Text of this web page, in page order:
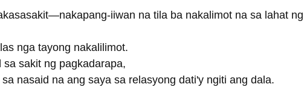
iiwan na tila ba nakalimot na sa lahat ng
nga tayong nakalilimot.
sa sakit ng pagkadarapa,
nasaid na ang saya sa relasyong dati'y ngiti ang dala.